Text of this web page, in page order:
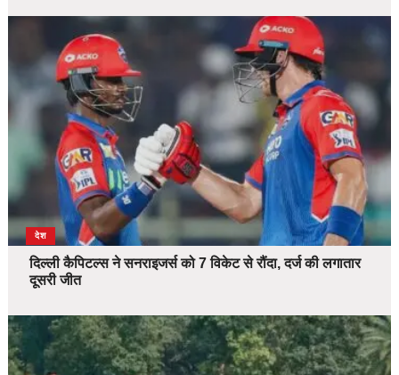
देश
दिल्ली कैपिटल्स ने सनराइजर्स को 7 विकेट से रौंदा, दर्ज की लगातार
दूसरी जीत